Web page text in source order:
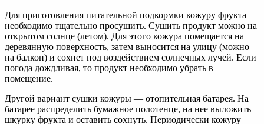
Для приготовления питательной подкормки кожуру фрукта
необходимо тщательно просушить. Сушить продукт можно на
открытом солнце (летом). Для этого кожура помещается на
деревянную поверхность, затем выносится на улицу (можно
на балкон) и сохнет под воздействием солнечных лучей. Если
погода дождливая, то продукт необходимо убрать в
помещение.
Другой вариант сушки кожуры — отопительная батарея. На
батарее распределить бумажное полотенце, на нее выложить
шкурку фрукта и оставить сохнуть. Периодически кожуру